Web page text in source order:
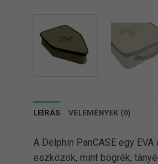
LEÍRÁS VÉLEMÉNYEK (0)
A Delphin PanCASE egy
eszközök, mint bögrék,